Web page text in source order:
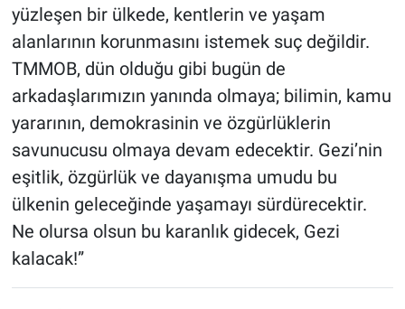
yüzleşen bir ülkede, kentlerin ve yaşam
alanlarının korunmasını istemek suç değildir.
TMMOB, dün olduğu gibi bugün de
arkadaşlarımızın yanında olmaya; bilimin, kamu
yararının, demokrasinin ve özgürlüklerin
savunucusu olmaya devam edecektir. Gezi’nin
eşitlik, özgürlük ve dayanışma umudu bu
ülkenin geleceğinde yaşamayı sürdürecektir.
Ne olursa olsun bu karanlık gidecek, Gezi
kalacak!”